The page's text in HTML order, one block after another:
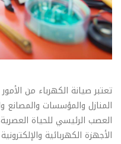
تعتبر صيانة الكهرباء من
المنازل والمؤسسات والمصانع
العصب الرئيسي للحياة
الأجهزة الكهربائية